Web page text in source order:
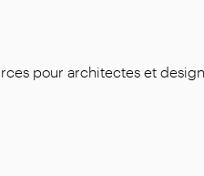
pour architectes et